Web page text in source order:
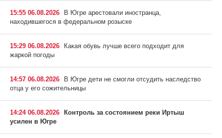
15:55 06.08.2026
В Югре арестовали иностранца,
находившегося в федеральном розыске
15:29 06.08.2026
Какая обувь лучше всего подходит для
жаркой погоды
14:57 06.08.2026
В Югре дети не смогли отсудить наследство
отца у его сожительницы
14:24 06.08.2026 Контроль за состоянием реки Иртыш
усилен в Югре